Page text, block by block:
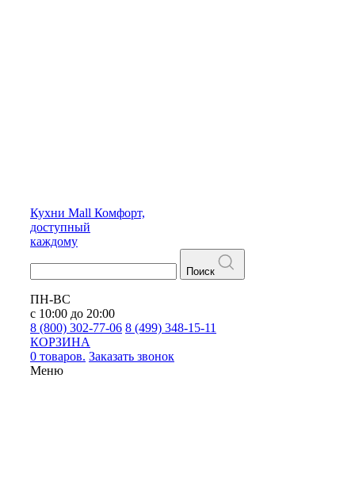
Кухни Mall Комфорт,
доступный
каждому
Поиск
ПН-ВС
с 10:00 до 20:00
8 (800) 302-77-06 8 (499) 348-15-11
КОРЗИНА
0 товаров. Заказать звонок
Меню